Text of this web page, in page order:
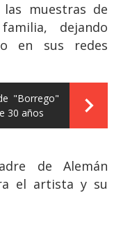
muestras de
dejando
en sus redes
"Borrego"
30 años
de Alemán
el artista y su